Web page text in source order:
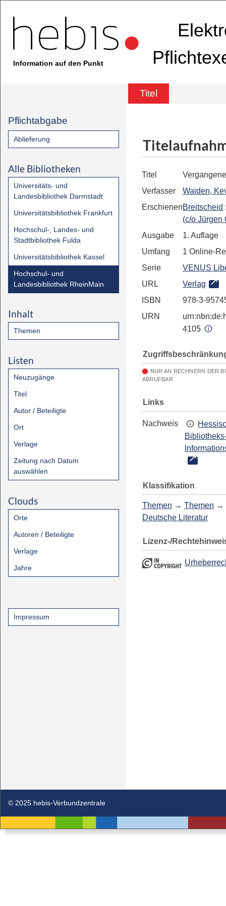
Information auf den Punkt
Titel
Pflichtabgabe
Ablieferung
Alle Bibliotheken
Universitäts- und
Landesbibliothek Darmstadt
Universitätsbibliothek Frankfurt
Hochschul-, Landes- und
Stadtbibliothek Fulda
Universitätsbibliothek Kassel
Hochschul- und
Landesbibliothek RheinMain
Inhalt
Themen
Listen
Neuzugänge
Titel
Autor / Beteiligte
Ort
Verlage
Zeitung nach Datum
auswählen
Clouds
Orte
Autoren / Beteiligte
Verlage
Jahre
Impressum
Titel
Verfasser
Waiden,
ErschienenBreitscheid
(c/o Jürgen
Ausgabe
1. Auflage
Umfang
1 Online-
Serie
VENUS
URL
Verlag
ISBN
978-3-
URN
4105
NUR AN RECHNERN DER
ABRUFBAR
Links
Nachweis
Klassifikation
Themen → Themen →
Deutsche Literatur
Lizenz-/
© 2025 hebis-Verbundzentrale